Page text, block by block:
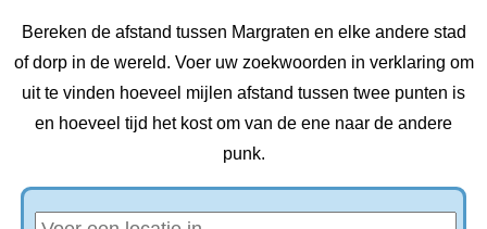
Bereken de afstand tussen Margraten en elke andere stad
of dorp in de wereld. Voer uw zoekwoorden in verklaring om
uit te vinden hoeveel mijlen afstand tussen twee punten is
en hoeveel tijd het kost om van de ene naar de andere
punk.